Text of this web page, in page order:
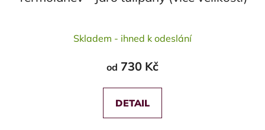
hodnocení
je
5,0
z
5
Skladem - ihned k odeslání
od 730 Kč
DETAIL